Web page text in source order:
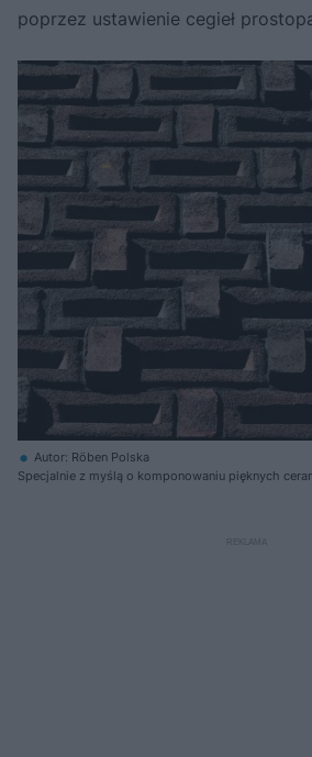
poprzez ustawienie cegieł
Autor: Röben Polska
Specjalnie z myślą o komponowaniu pięknych